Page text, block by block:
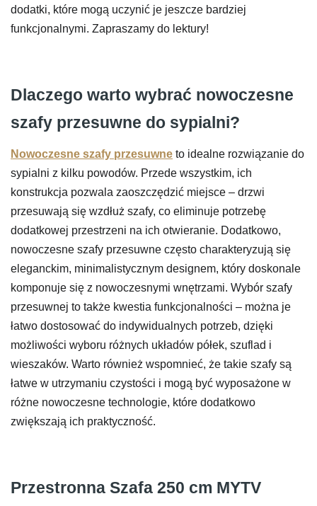
dodatki, które mogą uczynić je jeszcze bardziej
funkcjonalnymi. Zapraszamy do lektury!
Dlaczego warto wybrać nowoczesne
szafy przesuwne do sypialni?
Nowoczesne szafy przesuwne to idealne rozwiązanie do
sypialni z kilku powodów. Przede wszystkim, ich
konstrukcja pozwala zaoszczędzić miejsce – drzwi
przesuwają się wzdłuż szafy, co eliminuje potrzebę
dodatkowej przestrzeni na ich otwieranie. Dodatkowo,
nowoczesne szafy przesuwne często charakteryzują się
eleganckim, minimalistycznym designem, który doskonale
komponuje się z nowoczesnymi wnętrzami. Wybór szafy
przesuwnej to także kwestia funkcjonalności – można je
łatwo dostosować do indywidualnych potrzeb, dzięki
możliwości wyboru różnych układów półek, szuflad i
wieszaków. Warto również wspomnieć, że takie szafy są
łatwe w utrzymaniu czystości i mogą być wyposażone w
różne nowoczesne technologie, które dodatkowo
zwiększają ich praktyczność.
Przestronna Szafa 250 cm MYTV